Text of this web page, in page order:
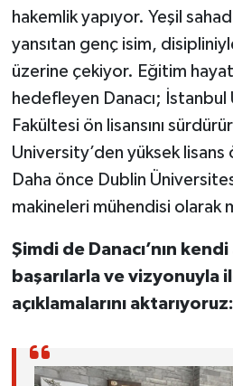
hakemlik yapıyor. Yeşil
yansıtan genç isim,
üzerine çekiyor. Eğitim
hedefleyen Danacı; İstanbul
Fakültesi ön lisansını
University’den yüksek
Daha önce Dublin
makineleri mühendisi olarak
Şimdi de Danacı’nın
başarılarla ve vizyonuyla
açıklamalarını aktarıyoruz: